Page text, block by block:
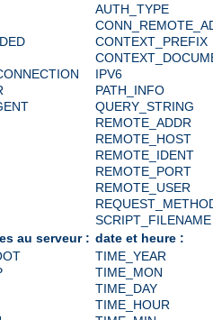
AUTH_TYPE
CONTEXT_PREFIX
IPV6
PATH_INFO
QUERY_STRING
REMOTE_ADDR
REMOTE_HOST
REMOTE_IDENT
REMOTE_PORT
REMOTE_USER
SCRIPT_FILENAME
au serveur : date et heure :
TIME_YEAR
TIME_MON
TIME_DAY
TIME_HOUR